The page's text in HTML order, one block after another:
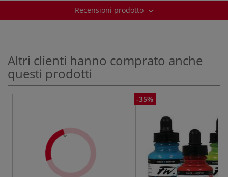
Recensioni prodotto
Altri clienti hanno comprato anche
questi prodotti
-35%